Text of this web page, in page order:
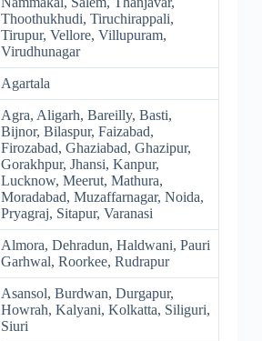
Thoothukhudi, Tiruchirappali,
Tirupur, Vellore, Villupuram,
Virudhunagar
Agartala
Agra, Aligarh, Bareilly, Basti,
Bijnor, Bilaspur, Faizabad,
Firozabad, Ghaziabad, Ghazipur,
Gorakhpur, Jhansi, Kanpur,
Lucknow, Meerut, Mathura,
Moradabad, Muzaffarnagar, Noida,
Pryagraj, Sitapur, Varanasi
Almora, Dehradun, Haldwani, Pauri
Garhwal, Roorkee, Rudrapur
Asansol, Burdwan, Durgapur,
Howrah, Kalyani, Kolkatta, Siliguri,
Siuri